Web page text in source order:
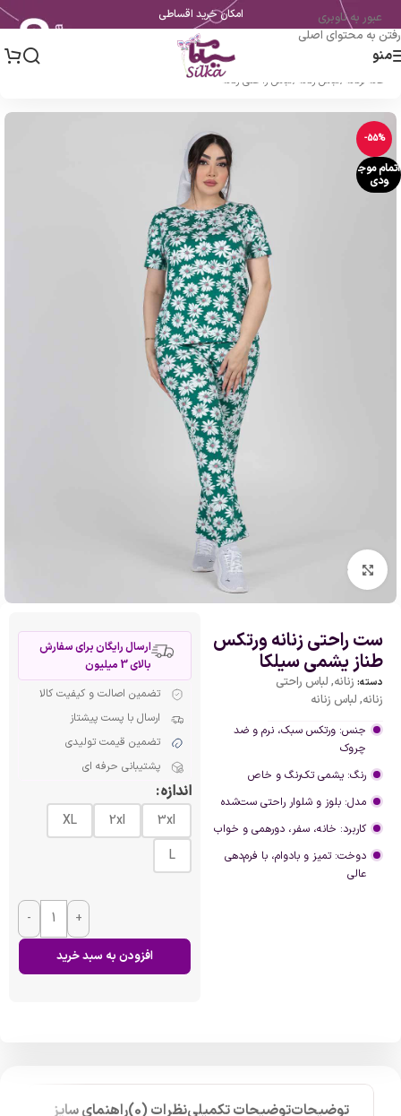
عبور به ناوبری
رفتن به محتوای اصلی
امکان خرید اقساطی
منو
خانه /زنانه /لباس زنانه /لباس راحتی زنانه
-55%
اتمام موج
ودی
بزرگنمایی تصویر
ست راحتی زنانه ورتکس
طناز یشمی سیلکا
دسته: زنانه, لباس راحتی
زنانه, لباس زنانه
جنس: ورتکسسبک،نرموضد
چروک
رنگ: یشمیتک‌رنگو خاص
مدل: بلوزوشلوارراحتیست‌شده
کاربرد: خانه،سفر،دورهمیو خواب
دوخت: تمیزوبادوام،با فرم‌دهی
عالی
ارسال رایگان برای سفارش
بالای 3 میلیون
تضمین اصالت و کیفیت کالا
ارسال با پست پیشتاز
تضمین قیمت تولیدی
پشتیبانی حرفه ای
اندازه
3xl
2xl
XL
L
- +
افزودن به سبد خرید
توضیحاتتوضیحات تکمیلینظرات (0) راهنمای سایز